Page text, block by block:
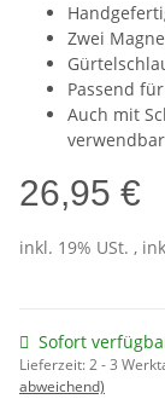
Zwei
Passend für
Auch mit
verwendbar
26,95 €
inkl. 19% USt. ,
Sofort
Lieferzeit:2 - 3
abweichend)